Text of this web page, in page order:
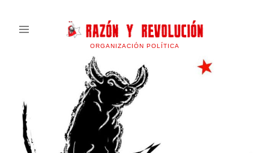
ORGANIZACIÓN POLÍTICA